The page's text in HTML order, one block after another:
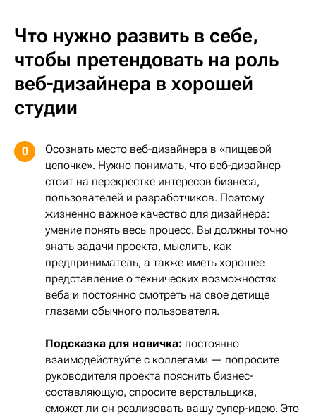
Что нужно развить в себе,
чтобы претендовать на роль
веб-дизайнера в хорошей
студии
0
Осознать место веб-дизайнера в «пищевой
цепочке». Нужно понимать, что веб-дизайнер
стоит на перекрестке интересов бизнеса,
пользователей и разработчиков. Поэтому
жизненно важное качество для дизайнера:
умение понять весь процесс. Вы должны точно
знать задачи проекта, мыслить, как
предприниматель, а также иметь хорошее
представление о технических возможностях
веба и постоянно смотреть на свое детище
глазами обычного пользователя.
Подсказка для новичка: постоянно
взаимодействуйте с коллегами — попросите
руководителя проекта пояснить бизнес-
составляющую, спросите верстальщика,
сможет ли он реализовать вашу супер-идею. Это